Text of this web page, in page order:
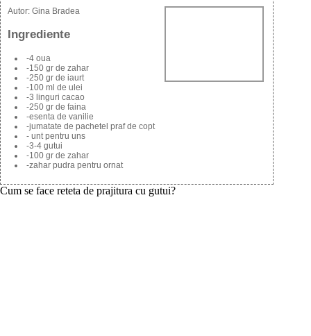
Autor: Gina Bradea
Ingrediente
-4 oua
-150 gr de zahar
-250 gr de iaurt
-100 ml de ulei
-3 linguri cacao
-250 gr de faina
-esenta de vanilie
-jumatate de pachetel praf de copt
- unt pentru uns
-3-4 gutui
-100 gr de zahar
-zahar pudra pentru ornat
Cum se face reteta de prajitura cu gutui?